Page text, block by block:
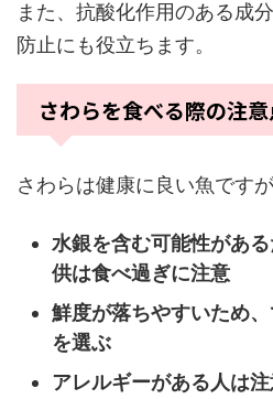
また、抗酸化作用のある成
防止にも役立ちます。
さわらを食べる際の注
さわらは健康に良い魚です
水銀を含む可能性があ
供は食べ過ぎに注意
鮮度が落ちやすいため
を選ぶ
アレルギーがある人は